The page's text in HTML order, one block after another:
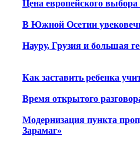
Цена европейского
В Южной Осетии
Науру, Грузия и большая
Как заставить ребенка
Время открытого
Модернизация пункта
Зарамаг»